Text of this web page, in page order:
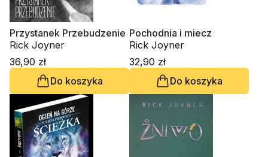
Przystanek Przebudzenie
Rick Joyner
36,90 zł
Do koszyka
Pochodnia i miecz
Rick Joyner
32,90 zł
Do koszyka